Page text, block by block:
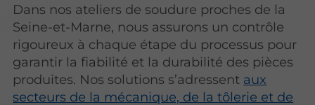
Dans nos ateliers de soudure proches de la
Seine-et-Marne, nous assurons un contrôle
rigoureux à chaque étape du processus pour
garantir la fiabilité et la durabilité des pièces
produites. Nos solutions s’adressent aux
secteurs de la mécanique, de la tôlerie et de